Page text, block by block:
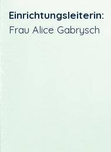
Einrichtungsleiterin:
Frau Alice Gabrysch